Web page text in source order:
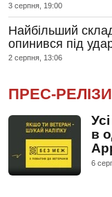
3 серпня, 19:00
Найбільший
опинився під
2 серпня, 13:06
ПРЕС-РЕЛІЗИ
в
6